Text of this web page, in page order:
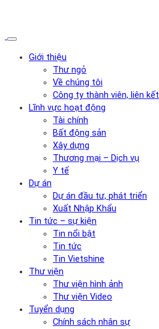
Giới thiệu
Thư ngỏ
Về chúng tôi
Công ty thành viên, liên kết
Lĩnh vực hoạt động
Tài chính
Bất động sản
Xây dựng
Thương mại – Dịch vụ
Y tế
Dự án
Dự án đầu tư, phát triển
Xuất Nhập Khẩu
Tin tức – sự kiện
Tin nổi bật
Tin tức
Tin Vietshine
Thư viện
Thư viện hình ảnh
Thư viện Video
Tuyển dụng
Chính sách nhân sự